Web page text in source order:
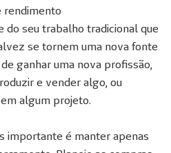
rendimento
do seu trabalho tradicional que
se tornem uma nova fonte
ganhar uma nova profissão,
e vender algo, ou
algum projeto.
importante é manter apenas